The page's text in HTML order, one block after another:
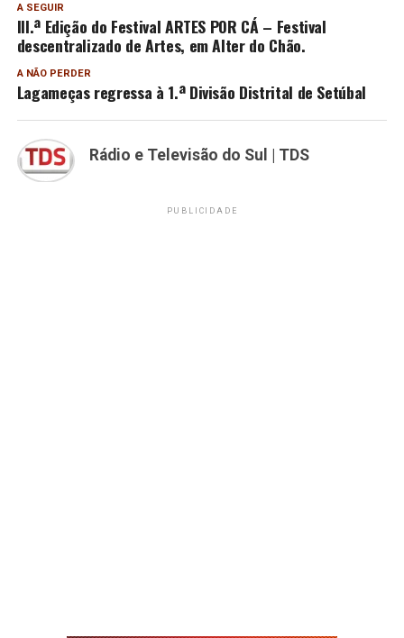
A SEGUIR
III.ª Edição do Festival ARTES POR CÁ – Festival
descentralizado de Artes, em Alter do Chão.
A NÃO PERDER
Lagameças regressa à 1.ª Divisão Distrital de Setúbal
Rádio e Televisão do Sul | TDS
PUBLICIDADE